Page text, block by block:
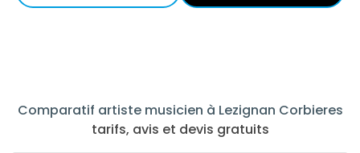
Comparatif artiste musicien à Lezignan Corbieres
tarifs, avis et devis gratuits